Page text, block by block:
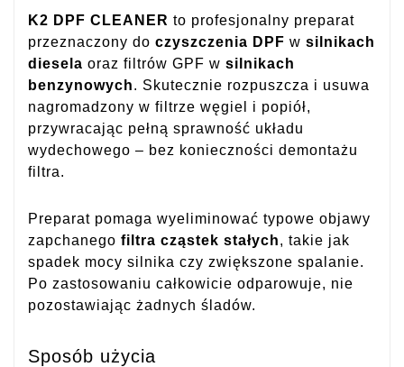
K2 DPF CLEANER to profesjonalny preparat
przeznaczony do czyszczenia DPF w silnikach
diesela oraz filtrów GPF w silnikach
benzynowych. Skutecznie rozpuszcza i usuwa
nagromadzony w filtrze węgiel i popiół,
przywracając pełną sprawność układu
wydechowego – bez konieczności demontażu
filtra.
Preparat pomaga wyeliminować typowe objawy
zapchanego filtra cząstek stałych, takie jak
spadek mocy silnika czy zwiększone spalanie.
Po zastosowaniu całkowicie odparowuje, nie
pozostawiając żadnych śladów.
Sposób użycia